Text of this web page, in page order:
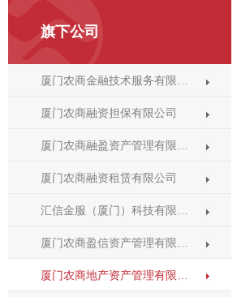
旗下公司
厦门农商金融技术服务有限…
厦门农商融资担保有限公司
厦门农商融盈资产管理有限…
厦门农商融资租赁有限公司
汇信金服（厦门）科技有限…
厦门农商盈信资产管理有限…
厦门农商地产资产管理有限…